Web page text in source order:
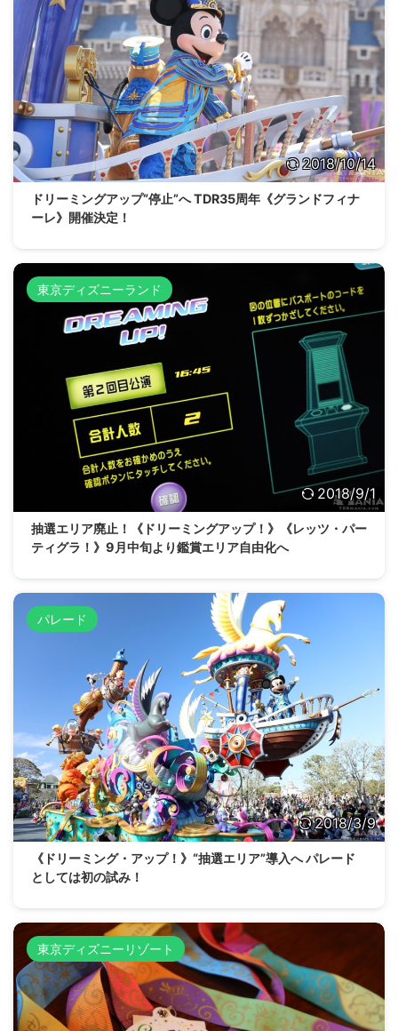
2018/10/14
ドリーミングアップ“停止”へ TDR35周年《グランドフィナ
ーレ》開催決定！
東京ディズニーランド
2018/9/1
抽選エリア廃止！《ドリーミングアップ！》《レッツ・パー
ティグラ！》9月中旬より鑑賞エリア自由化へ
パレード
2018/3/9
《ドリーミング・アップ！》“抽選エリア”導入へ パレード
としては初の試み！
東京ディズニーリゾート